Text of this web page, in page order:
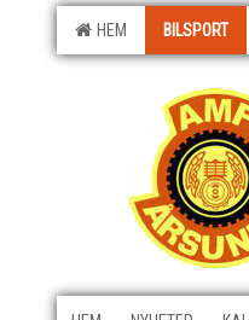
HEM BILSPORT